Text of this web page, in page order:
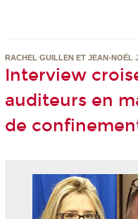
RACHEL GUILLEN ET JEAN-NOËL
Interview
auditeurs en
de